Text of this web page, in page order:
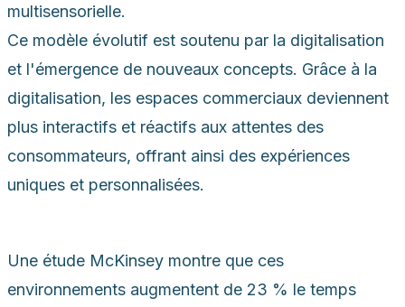
multisensorielle.
Ce modèle évolutif est soutenu par la digitalisation
et l'émergence de nouveaux concepts. Grâce à la
digitalisation, les espaces commerciaux deviennent
plus interactifs et réactifs aux attentes des
consommateurs, offrant ainsi des expériences
uniques et personnalisées.
Une étude McKinsey montre que ces
environnements augmentent de 23 % le temps